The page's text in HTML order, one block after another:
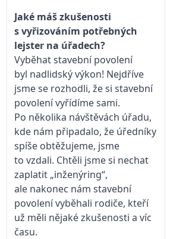
Jaké máš zkušenosti
s vyřizováním potřebných
lejster na úřadech?
Vyběhat stavební povolení
byl nadlidský výkon! Nejdříve
jsme se rozhodli, že si stavební
povolení vyřídíme sami.
Po několika návštěvách úřadu,
kde nám připadalo, že úředníky
spíše obtěžujeme, jsme
to vzdali. Chtěli jsme si nechat
zaplatit „inženýring“,
ale nakonec nám stavební
povolení vyběhali rodiče, kteří
už měli nějaké zkušenosti a víc
času.